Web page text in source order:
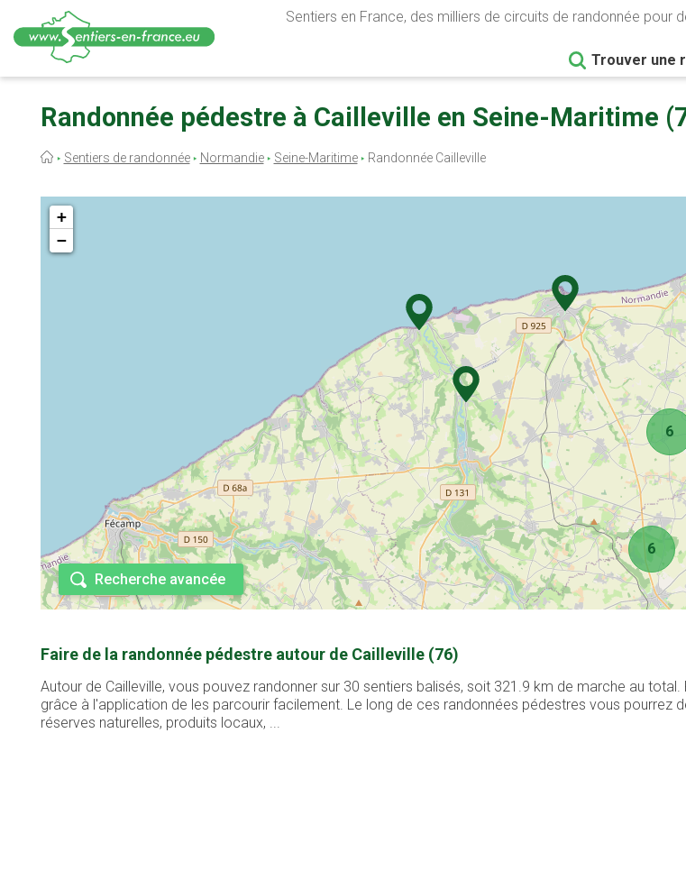
contenu
Sentiers en France, des milliers de circuits de randonnée pour
Trouver une
Randonnée pédestre à Cailleville en Seine-Maritime
Fil
Sentiers de randonnée Normandie Seine-Maritime Randonnée Cailleville
6
6
+
−
Recherche avancée
Faire de la randonnée pédestre autour de Cailleville (76)
Autour de Cailleville, vous pouvez randonner sur 30 sentiers balisés, soit 321.9 km de marche au
grâce à l'application de les parcourir facilement. Le long de ces randonnées pédestres vous pourrez
réserves naturelles, produits locaux, ...